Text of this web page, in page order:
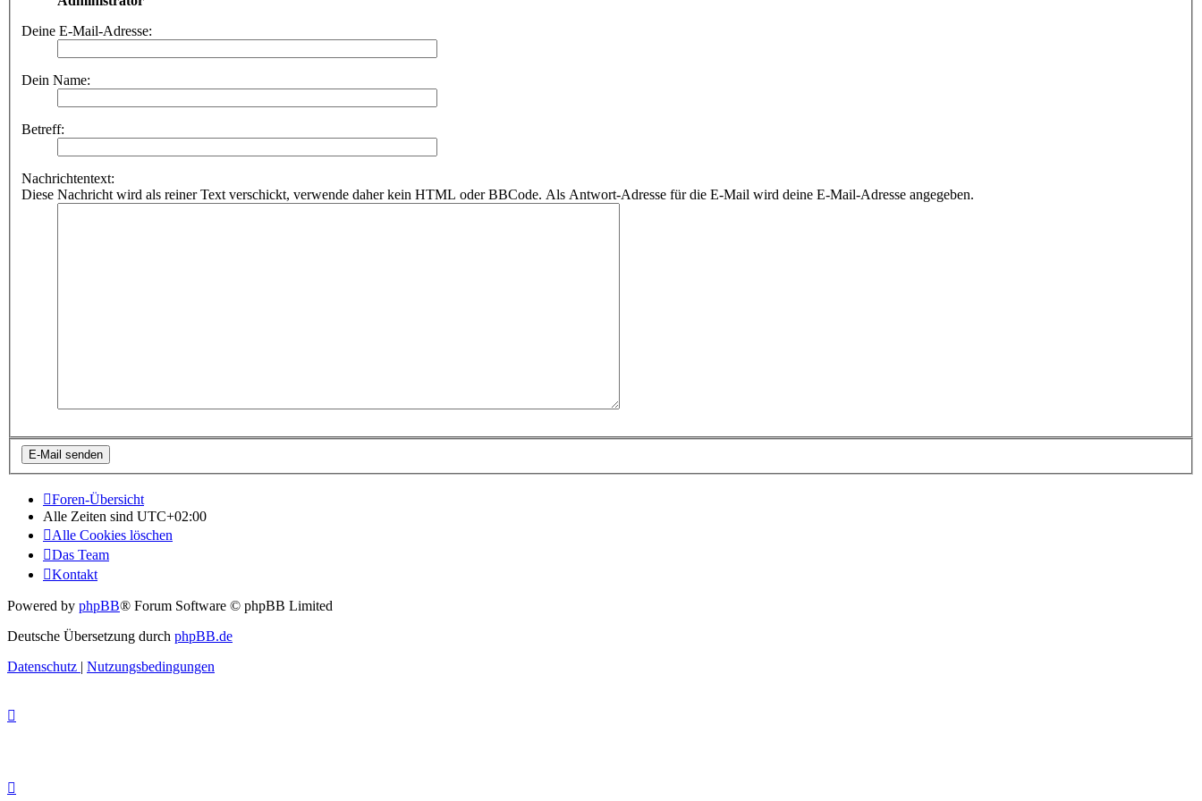
Deine E-Mail-Adresse:
Dein Name:
Betreff:
Nachrichtentext:
Diese Nachricht wird als reiner Text verschickt, verwende daher kein HTML oder BBCode. Als Antwort-Adresse für die E-Mail wird deine E-Mail-Adresse angegeben.
Foren-Übersicht
Alle Zeiten sind UTC+02:00
Alle Cookies löschen
Das Team
Kontakt
Powered by phpBB® Forum Software © phpBB Limited
Deutsche Übersetzung durch phpBB.de
Datenschutz | Nutzungsbedingungen